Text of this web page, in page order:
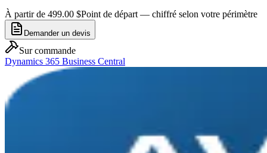
À partir de 499.00 $Point de départ — chiffré selon votre périmètre
Demander un devis
Sur commande
Dynamics 365 Business Central